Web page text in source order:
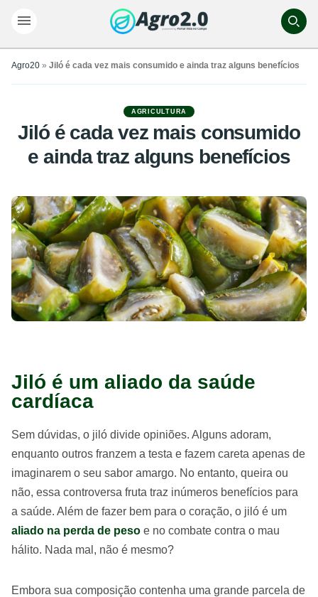
Agro20 » Jiló é cada vez mais consumido e ainda traz alguns benefícios
AGRICULTURA
Jiló é cada vez mais consumido
e ainda traz alguns benefícios
Jiló é um aliado da saúde
cardíaca
Sem dúvidas, o jiló divide opiniões. Alguns adoram,
enquanto outros franzem a testa e fazem careta apenas de
imaginarem o seu sabor amargo. No entanto, queira ou
não, essa controversa fruta traz inúmeros benefícios para
a saúde. Além de fazer bem para o coração, o jiló é um
aliado na perda de peso e no combate contra o mau
hálito. Nada mal, não é mesmo?
Embora sua composição contenha uma grande parcela de